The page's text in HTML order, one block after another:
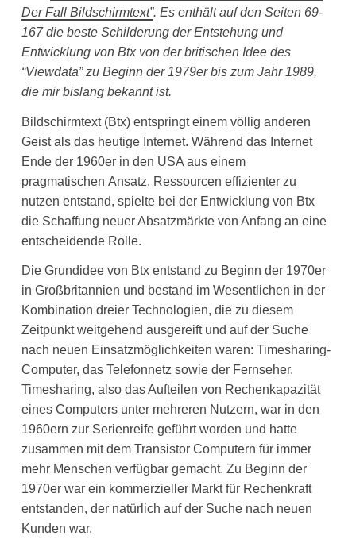
Der Fall Bildschirmtext”. Es enthält auf den Seiten 69-
167 die beste Schilderung der Entstehung und
Entwicklung von Btx von der britischen Idee des
“Viewdata” zu Beginn der 1979er bis zum Jahr 1989,
die mir bislang bekannt ist.
Bildschirmtext (Btx) entspringt einem völlig anderen
Geist als das heutige Internet. Während das Internet
Ende der 1960er in den USA aus einem
pragmatischen Ansatz, Ressourcen effizienter zu
nutzen entstand, spielte bei der Entwicklung von Btx
die Schaffung neuer Absatzmärkte von Anfang an eine
entscheidende Rolle.
Die Grundidee von Btx entstand zu Beginn der 1970er
in Großbritannien und bestand im Wesentlichen in der
Kombination dreier Technologien, die zu diesem
Zeitpunkt weitgehend ausgereift und auf der Suche
nach neuen Einsatzmöglichkeiten waren: Timesharing-
Computer, das Telefonnetz sowie der Fernseher.
Timesharing, also das Aufteilen von Rechenkapazität
eines Computers unter mehreren Nutzern, war in den
1960ern zur Serienreife geführt worden und hatte
zusammen mit dem Transistor Computern für immer
mehr Menschen verfügbar gemacht. Zu Beginn der
1970er war ein kommerzieller Markt für Rechenkraft
entstanden, der natürlich auf der Suche nach neuen
Kunden war.